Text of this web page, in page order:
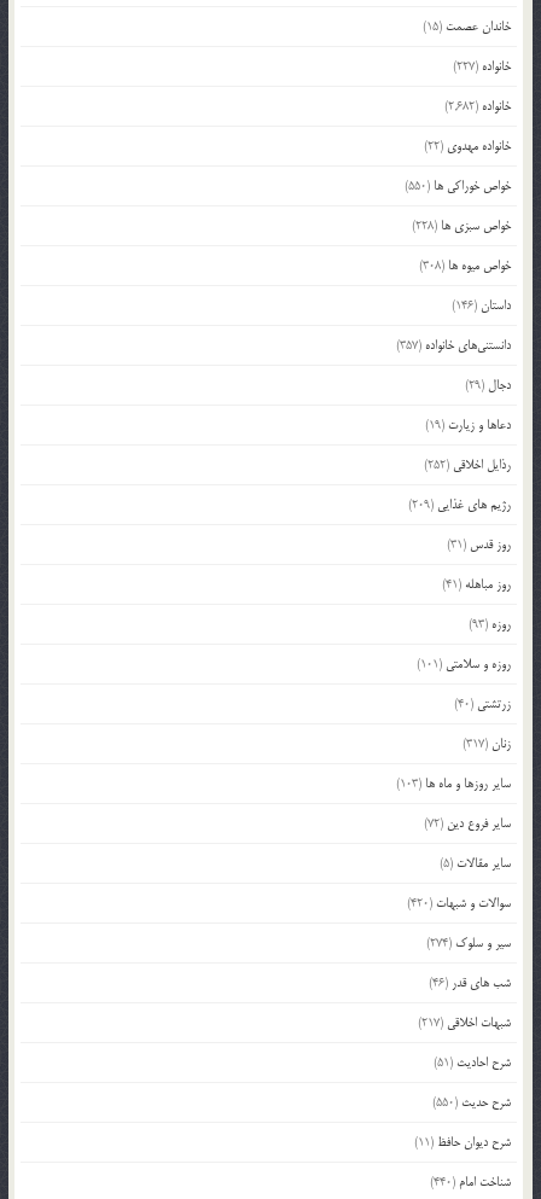
خاندان عصمت (15)
خانواده (227)
خانواده (2,682)
خانواده مهدوی (22)
خواص خوراکی ها (550)
خواص سبزی ها (228)
خواص میوه ها (308)
داستان(146)
دانستنی‌های خانواده (357)
دجال (29)
دعاها و زیارت (19)
رذایل اخلاقی (252)
رژیم های غذایی (209)
روز قدس (31)
روز مباهله (41)
روزه (93)
روزه و سلامتی (101)
زرتشتی (40)
زنان(317)
سایر روزها و ماه ها (103)
سایر فروع دین (72)
سایر مقالات (5)
سوالات و شبهات (420)
سیر و سلوک (274)
شب های قدر (46)
شبهات اخلاقی (217)
شرح احادیث (51)
شرح حدیث (550)
شرح دیوان حافظ (11)
شناخت امام (440)